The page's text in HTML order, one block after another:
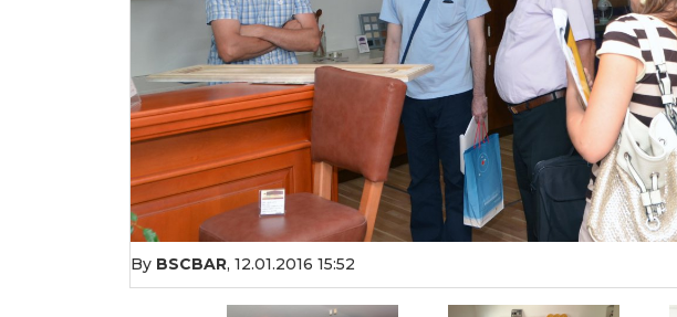
By BSCBAR, 12.01.2016 15:52